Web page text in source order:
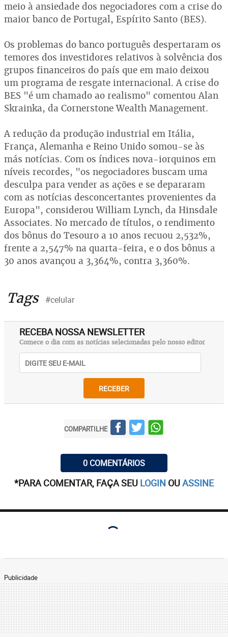
meio à ansiedade dos negociadores com a crise do
maior banco de Portugal, Espírito Santo (BES).
Os problemas do banco português despertaram os
temores dos investidores relativos à solvência dos
grupos financeiros do país que em maio deixou
um programa de resgate internacional. A crise do
BES "é um chamado ao realismo" comentou Alan
Skrainka, da Cornerstone Wealth Management.
A redução da produção industrial em Itália,
França, Alemanha e Reino Unido somou-se às
más notícias. Com os índices nova-iorquinos em
níveis recordes, "os negociadores buscam uma
desculpa para vender as ações e se depararam
com as notícias desconcertantes provenientes da
Europa", considerou William Lynch, da Hinsdale
Associates. No mercado de títulos, o rendimento
dos bônus do Tesouro a 10 anos recuou 2,532%,
frente a 2,547% na quarta-feira, e o dos bônus a
30 anos avançou a 3,364%, contra 3,360%.
Tags #celular
RECEBA NOSSA NEWSLETTER
Comece o dia com as notícias selecionadas pelo nosso editor
RECEBER
COMPARTILHE
0 COMENTÁRIOS
*PARA COMENTAR, FAÇA SEU LOGIN OUASSINE
Publicidade